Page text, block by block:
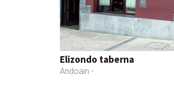
Elizondo taberna
Andoain -